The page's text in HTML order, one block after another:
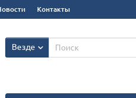
Контакты
Везде